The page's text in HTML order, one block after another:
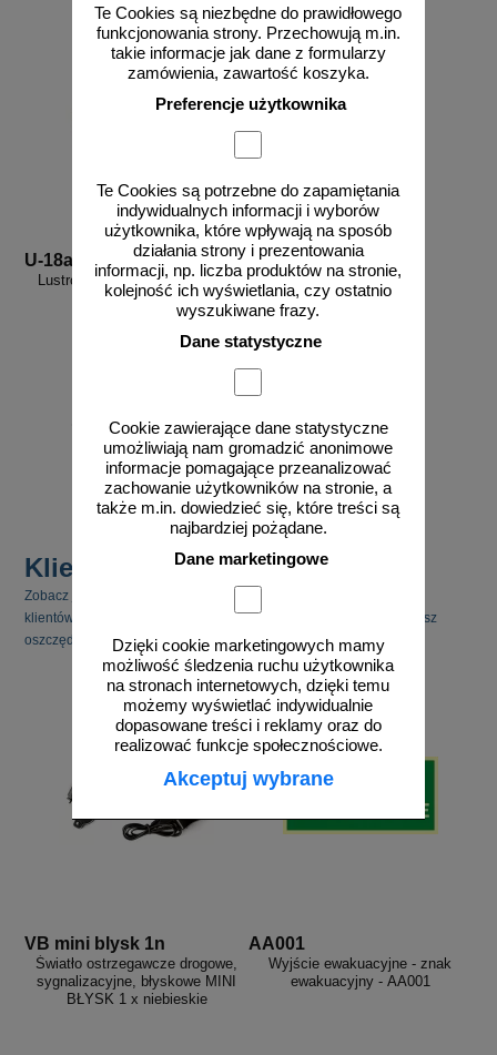
Te Cookies są niezbędne do prawidłowego
funkcjonowania strony. Przechowują m.in.
takie informacje jak dane z formularzy
zamówienia, zawartość koszyka.
Preferencje użytkownika
Te Cookies są potrzebne do zapamiętania
indywidualnych informacji i wyborów
użytkownika, które wpływają na sposób
działania strony i prezentowania
informacji, np. liczba produktów na stronie,
kolejność ich wyświetlania, czy ostatnio
wyszukiwane frazy.
Dane statystyczne
Cookie zawierające dane statystyczne
umożliwiają nam gromadzić anonimowe
informacje pomagające przeanalizować
zachowanie użytkowników na stronie, a
także m.in. dowiedzieć się, które treści są
najbardziej pożądane.
Dane marketingowe
Dzięki cookie marketingowych mamy
możliwość śledzenia ruchu użytkownika
na stronach internetowych, dzięki temu
możemy wyświetlać indywidualnie
dopasowane treści i reklamy oraz do
realizować funkcje społecznościowe.
Akceptuj wybrane
U-18a
Lustro okrągłe uliczne drogowe
od 289,05 zł
235,00 zł netto
do koszyka
Klienci kupili również
Zobacz jakie inne produkty cieszyły się zainteresowaniem naszych
klientów. Pamiętaj, że kupując kilka produktów jednocześnie możesz
oszczędzić na kosztach transportu.
VB mini blysk 1n
Światło ostrzegawcze drogowe,
sygnalizacyjne, błyskowe MINI
BŁYSK 1 x niebieskie
AA001
Wyjście ewakuacyjne - znak
ewakuacyjny - AA001